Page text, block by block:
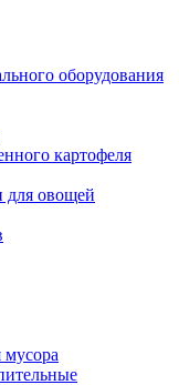
оборудования
картофеля
овощей